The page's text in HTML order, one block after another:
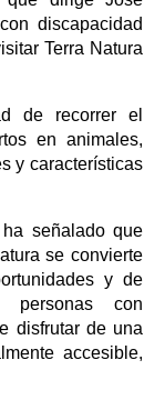
discapacidad
Terra Natura
de recorrer el
en animales,
y características
señalado que
se convierte
y de
personas con
disfrutar de una
accesible,